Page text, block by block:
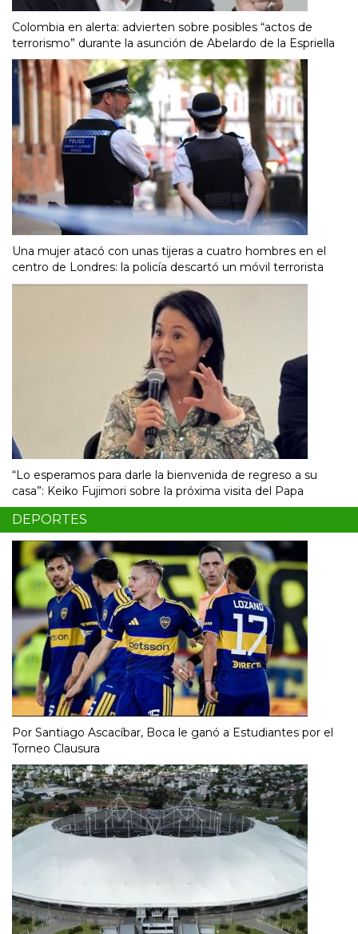
Colombia en alerta: advierten sobre posibles “actos de
terrorismo” durante la asunción de Abelardo de la Espriella
Una mujer atacó con unas tijeras a cuatro hombres en el
centro de Londres: la policía descartó un móvil terrorista
“Lo esperamos para darle la bienvenida de regreso a su
casa”: Keiko Fujimori sobre la próxima visita del Papa
DEPORTES
Por Santiago Ascacíbar, Boca le ganó a Estudiantes por el
Torneo Clausura